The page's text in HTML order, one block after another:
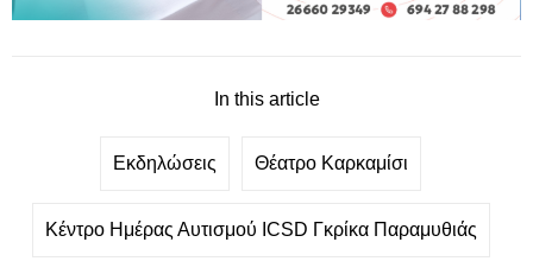
In this article
Εκδηλώσεις Θέατρο Καρκαμίσι
Κέντρο Ημέρας Αυτισμού ICSD Γκρίκα Παραμυθιάς